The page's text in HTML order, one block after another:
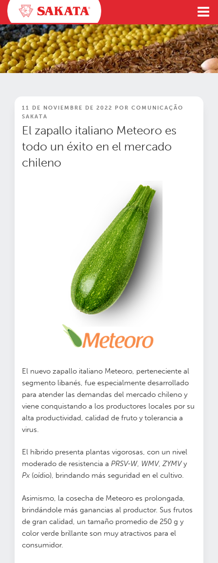
contenido
PUBLICADO
EN
11 DE NOVIEMBRE DE 2022 POR COMUNICAÇÃO
SAKATA
El zapallo italiano Meteoro es
todo un éxito en el mercado
chileno
El nuevo zapallo italiano Meteoro, perteneciente al
segmento libanés, fue especialmente desarrollado
para atender las demandas del mercado chileno y
viene conquistando a los productores locales por su
alta productividad, calidad de fruto y tolerancia a
virus.
El híbrido presenta plantas vigorosas, con un nivel
moderado de resistencia a PRSV-W, WMV,ZYMVy
Px (oídio), brindando más seguridad en el cultivo.
Asimismo, la cosecha de Meteoro es prolongada,
brindándole más ganancias al productor. Sus frutos
de gran calidad, un tamaño promedio de 250 g y
color verde brillante son muy atractivos para el
consumidor.